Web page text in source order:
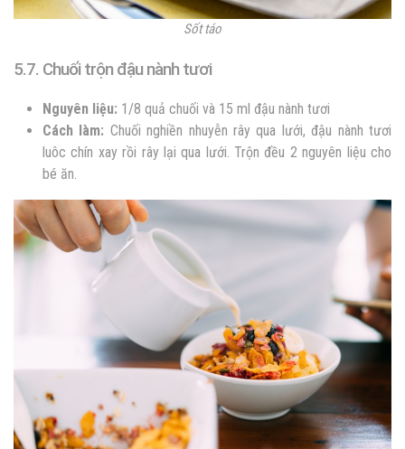
Sốt táo
5.7. Chuối trộn đậu nành tươi
Nguyên liệu: 1/8 quả chuối và 15 ml đậu nành tươi
Cách làm: Chuối nghiền nhuyễn rây qua lưới, đậu nành tươi
luôc chín xay rồi rây lại qua lưới. Trộn đều 2 nguyên liệu cho
bé ăn.